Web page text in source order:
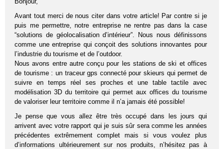
Avant tout merci de nous citer dans votre article! Par contre si je
puis me permettre, notre entreprise ne rentre pas dans la case
“solutions de géolocalisation d’intérieur”. Nous nous définissons
comme une entreprise qui conçoit des solutions innovantes pour
l’industrie du tourisme et de l’outdoor.
Nous avons entre autre conçu pour les stations de ski et offices
de tourisme : un traceur gps connecté pour skieurs qui permet de
suivre en temps réel ses proches et une table tactile avec
modélisation 3D du territoire qui permet aux offices du tourisme
de valoriser leur territoire comme il n’a jamais été possible!
Je pense que vous allez être très occupé dans les jours qui
arrivent avec votre rapport qui je suis sûr sera comme les années
précédentes extrêmement complet mais si vous voulez plus
d’informations ultérieurement sur nos produits, n’hésitez pas à